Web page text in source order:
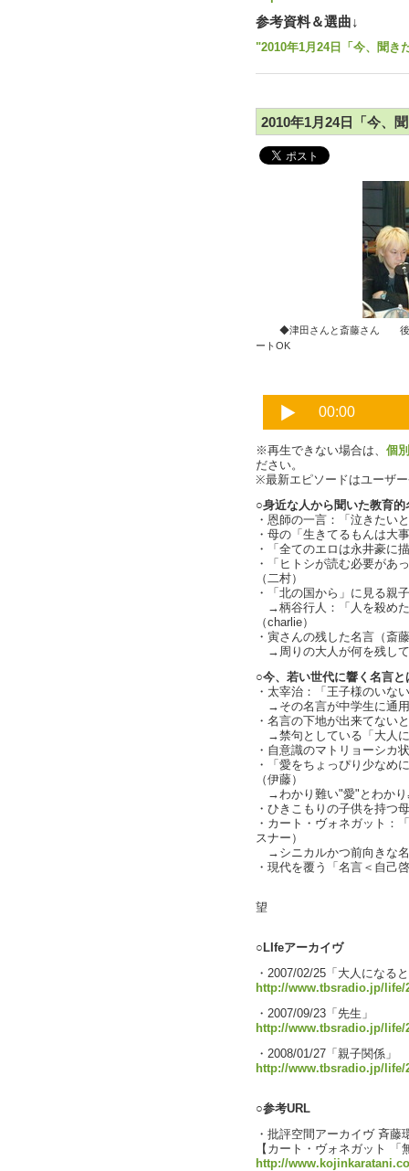
参考資料＆選曲↓
"2010年1月24日「今、聞き
2010年1月24日「今、
◆津田さんと斎藤さん 後
ートOK
※再生できない場合は、 個
ださい。
※最新エピソードはユーザ
○身近な人から聞いた教育的
・恩師の一言：「泣きたい
・母の「生きてるもんは大
・「全てのエロは永井豪に
・「ヒトシが読む必要があ
（二村）
・「北の国から」に見る親
→柄谷行人：「人を殺めた
（charlie）
・寅さんの残した名言（斎
→周りの大人が何を残し
○今、若い世代に響く名言と
・太宰治：「王子様のいな
→その名言が中学生に通
・名言の下地が出来てない
→禁句としている「大人
・自意識のマトリョーシカ
・「愛をちょっぴり少なめ
（伊藤）
→わかり難い"愛"とわかり
・ひきこもりの子供を持つ
・カート・ヴォネガット：
スナー）
→シニカルかつ前向きな
・現代を覆う「名言＜自己
望
○LIfeアーカイヴ
・2007/02/25「大人になる
http://www.tbsradio.jp/life/
・2007/09/23「先生」
http://www.tbsradio.jp/life/
・2008/01/27「親子関係」
http://www.tbsradio.jp/life/
○参考URL
・批評空間アーカイヴ 斉藤
【カート・ヴォネガット
http://